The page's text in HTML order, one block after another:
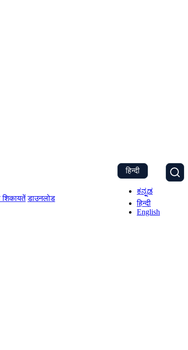
शिकायतें डाउनलोड
हिन्दी
ಕನ್ನಡ
हिन्दी
English